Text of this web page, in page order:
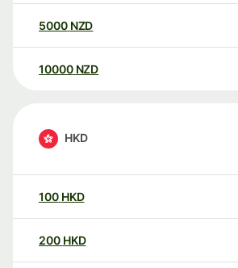
5000 NZD
10000 NZD
HKD
100 HKD
200 HKD